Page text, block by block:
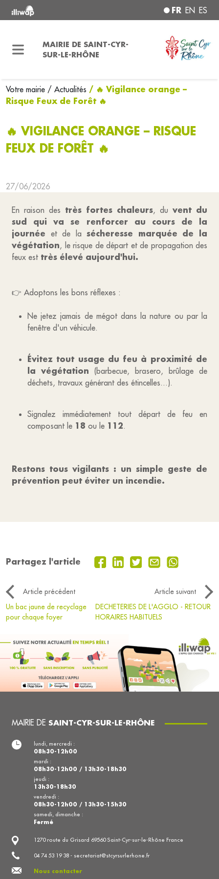
FR EN ES
MAIRIE DE SAINT-CYR-
SUR-LE-RHÔNE
Votre mairie / Actualités / 🔥 Vigilance orange –
Risque Feux de Forêt 🔥
🔥 VIGILANCE ORANGE – RISQUE
FEUX DE FORÊT 🔥
27/06/2026
En raison des très fortes chaleurs, du vent du
sud qui va se renforcer au cours de la
journée et de lasécheresse marquée de la
végétation, le risque de départ et de propagation des
feux est très élevé aujourd'hui.
👉 Adoptons les bons réflexes :
Ne jetez jamais de mégot dans la nature ou par la
fenêtre d'un véhicule.
Évitez tout usage du feu à proximité de
la végétation (barbecue, brasero, brûlage de
déchets, travaux générant des étincelles...).
Signalez immédiatement tout départ de feu en
composant le 18 ou le 112.
Restons tous vigilants : un simple geste de
prévention peut éviter un incendie.
Partagez l'article
Article précédent
Article suivant
Un bac jaune de recyclage
pour chaque foyer
DECHETERIES DE L'AGGLO - RETOUR
HORAIRES HABITUELS
MAIRIE DE SAINT-CYR-SUR-LE-RHÔNE
1270 route du Grisard 69560 Saint-Cyr-sur-le-Rhône France
04 74 53 19 38 - secretariat@stcyrsurlerhone.fr
Nous contacter
lundi, mercredi :
08h30-12h00
mardi :
08h30-12h00 / 13h30-18h30
jeudi :
13h30-18h30
vendredi :
08h30-12h00 / 13h30-15h30
samedi, dimanche :
Fermé